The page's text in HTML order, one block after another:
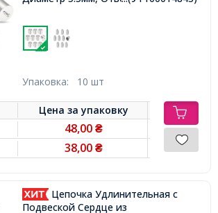
Упаковка: 10 шт
Цена заупаковку
48,00₴
38,00₴
Цепочка Удлинительная с
Подвеской Сердце из